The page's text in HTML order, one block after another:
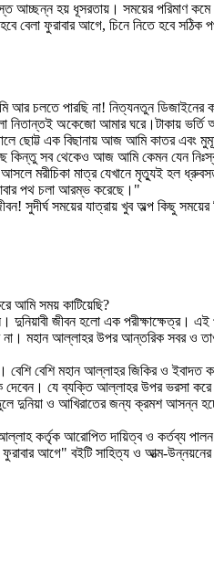
হয় ধূসরতায়। সময়ের পরিমাণ কমে
ফুরাবার আগে, চিনে নিতে হবে সঠিক
আর চলতে পারছি না! নিত্যনতুন
নিতান্তই অকেজো আমার ঘরে।টাকায়
ছোট্ট এক বিছানায় আজ আমি কাতর
সব থেকেও আজ আমি কেমন যেন
মরীচিকা মাত্র যেখানে মৃত্যুই হল
আবার পথ চলা আরম্ভ করেছে।"
সুদীর্ঘ সময়ের যাত্রায় খুব অল্প কিছু
আমি সময় কাটিয়েছি?
জীবন হলো এক পরীক্ষাক্ষেত্র। এই
না। মহান আল্লাহর উপর আন্তরিক সবর ও
বেশি মহান আল্লাহর জিকির ও ইবাদত
যে ব্যক্তি আল্লাহর উপর ভরসা
ও আখিরাতের জন্য ক্রমশ আসন্ন
কর্তৃক আরোপিত দায়িত্ব ও কর্তব্য পালন
আগে" বইটি সাহিত্য ও আত্ম-উন্নয়নের